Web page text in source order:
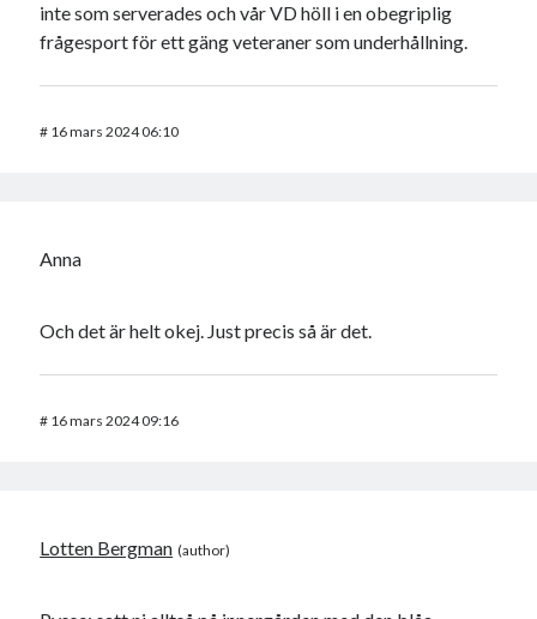
inte som serverades och vår VD höll i en obegriplig
frågesport för ett gäng veteraner som underhållning.
# 16 mars 2024 06:10
Anna
Och det är helt okej. Just precis så är det.
# 16 mars 2024 09:16
Lotten Bergman